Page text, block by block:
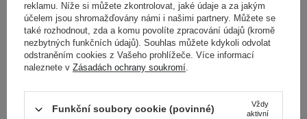
Ostatní zákazníci si prohlédli
reklamu. Níže si můžete zkontrolovat, jaké údaje a za jakým
účelem jsou shromažďovány námi i našimi partnery. Můžete se
také rozhodnout, zda a komu povolíte zpracování údajů (kromě
nezbytných funkčních údajů). Souhlas můžete kdykoli odvolat
odstraněním cookies z Vašeho prohlížeče. Více informací
naleznete v Zásadách ochrany soukromí.
Funkční soubory cookie (povinné)
Vždy
aktivní